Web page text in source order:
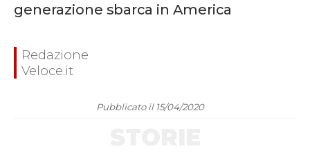
generazione sbarca in America
Redazione
Veloce.it
Pubblicato il 15/04/2020